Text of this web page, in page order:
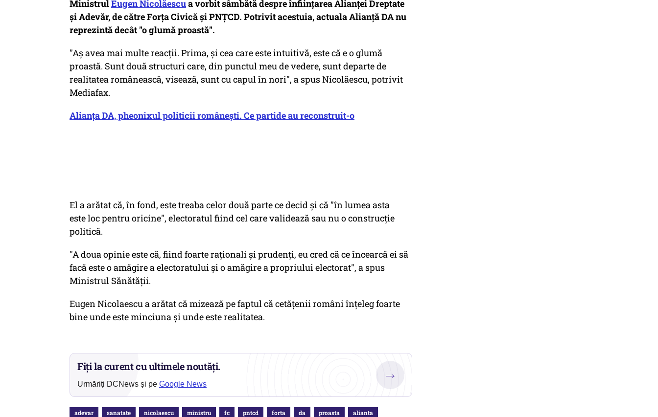
MinistrulEugen Nicolăescua vorbit sâmbătă despre înfiinţarea Alianţei Dreptate
şi Adevăr, de către Forţa Civică şi PNŢCD. Potrivit acestuia, actuala Alianță DA nu
reprezintă decât "o glumă proastă".
"Aş avea mai multe reacţii. Prima, şi cea care este intuitivă, este că e o glumă
proastă. Sunt două structuri care, din punctul meu de vedere, sunt departe de
realitatea românească, visează, sunt cu capul în nori", a spus Nicolăescu, potrivit
Mediafax.
Alianța DA, pheonixul politicii românești. Ce partide au reconstruit-o
El a arătat că, în fond, este treaba celor două parte ce decid şi că "în lumea asta
este loc pentru oricine", electoratul fiind cel care validează sau nu o construcţie
politică.
"A doua opinie este că, fiind foarte raţionali şi prudenţi, eu cred că ce încearcă ei să
facă este o amăgire a electoratului şi o amăgire a propriului electorat", a spus
Ministrul Sănătății.
Eugen Nicolaescu a arătat că mizează pe faptul că cetăţenii români înțeleg foarte
bine unde este minciuna şi unde este realitatea.
Fiți la curent cu ultimele noutăți.
Urmăriți DCNews și pe Google News
→
adevar sanatate nicolaescu ministru fc pntcd forta da proasta
alianta